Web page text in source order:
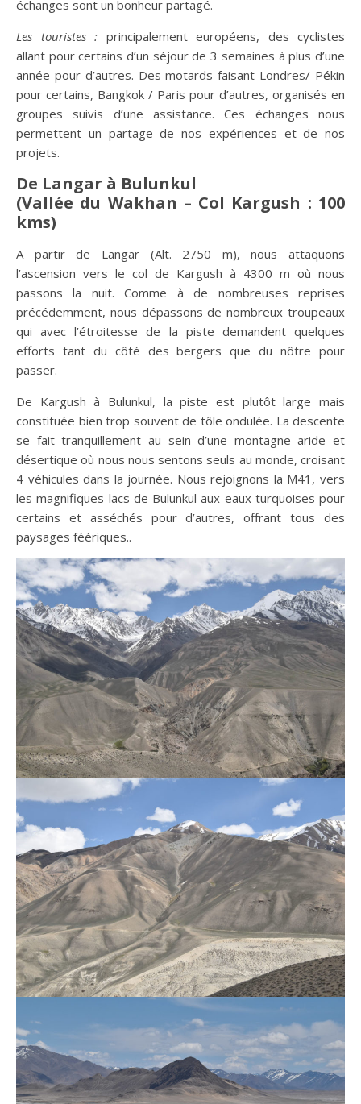
échanges sont un bonheur partagé.
Les touristes : principalement européens, des cyclistes
allant pour certains d’un séjour de 3 semaines à plus d’une
année pour d’autres. Des motards faisant Londres/ Pékin
pour certains, Bangkok / Paris pour d’autres, organisés en
groupes suivis d’une assistance. Ces échanges nous
permettent un partage de nos expériences et de nos
projets.
De Langar à Bulunkul
(Vallée du Wakhan – Col Kargush : 100
kms)
A partir de Langar (Alt. 2750 m), nous attaquons
l’ascension vers le col de Kargush à 4300 m où nous
passons la nuit. Comme à de nombreuses reprises
précédemment, nous dépassons de nombreux troupeaux
qui avec l’étroitesse de la piste demandent quelques
efforts tant du côté des bergers que du nôtre pour
passer.
De Kargush à Bulunkul, la piste est plutôt large mais
constituée bien trop souvent de tôle ondulée. La descente
se fait tranquillement au sein d’une montagne aride et
désertique où nous nous sentons seuls au monde, croisant
4 véhicules dans la journée. Nous rejoignons la M41, vers
les magnifiques lacs de Bulunkul aux eaux turquoises pour
certains et asséchés pour d’autres, offrant tous des
paysages féériques..